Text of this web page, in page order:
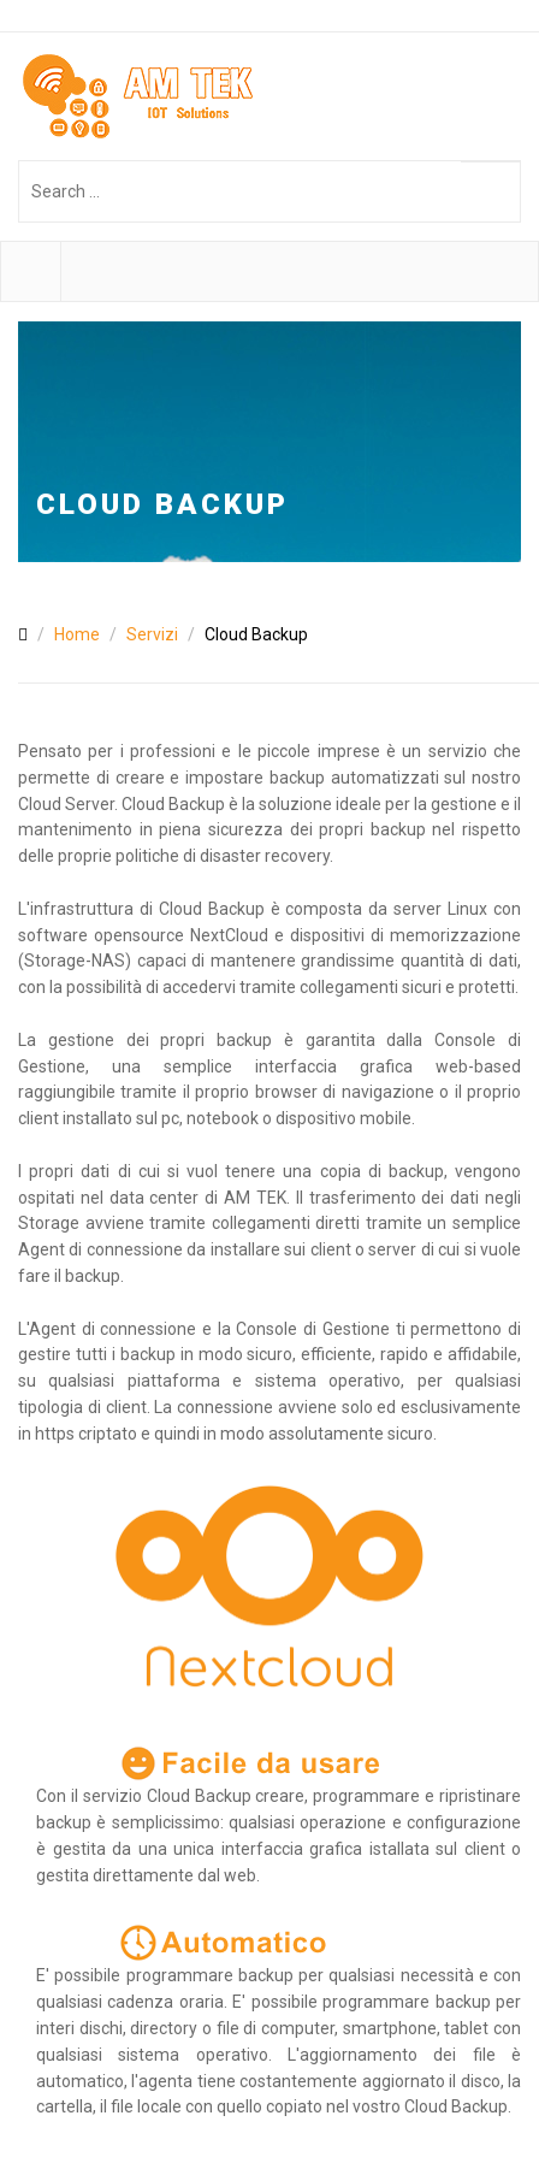
CLOUD BACKUP
Home Servizi Cloud Backup
Pensato per i professioni e le piccole imprese è un servizio che
permette di creare e impostare backup automatizzati sul nostro
Cloud Server. Cloud Backup è la soluzione ideale per la gestione e il
mantenimento in piena sicurezza dei propri backup nel rispetto
delle proprie politiche di disaster recovery.
L'infrastruttura di Cloud Backup è composta da server Linux con
software opensource NextCloud e dispositivi di memorizzazione
(Storage-NAS) capaci di mantenere grandissime quantità di dati,
con la possibilità di accedervi tramite collegamenti sicuri e protetti.
La gestione dei propri backup è garantita dalla Console di
Gestione, una semplice interfaccia grafica web-based
raggiungibile tramite il proprio browser di navigazione o il proprio
client installato sul pc, notebook o dispositivo mobile.
I propri dati di cui si vuol tenere una copia di backup, vengono
ospitati nel data center di AM TEK. Il trasferimento dei dati negli
Storage avviene tramite collegamenti diretti tramite un semplice
Agent di connessione da installare sui client o server di cui si vuole
fare il backup.
L'Agent di connessione e la Console di Gestione ti permettono di
gestire tutti i backup in modo sicuro, efficiente, rapido e affidabile,
su qualsiasi piattaforma e sistema operativo, per qualsiasi
tipologia di client. La connessione avviene solo ed esclusivamente
in https criptato e quindi in modo assolutamente sicuro.
Con il servizio Cloud Backup creare, programmare e ripristinare
backup è semplicissimo: qualsiasi operazione e configurazione
è gestita da una unica interfaccia grafica istallata sul client o
gestita direttamente dal web.
E' possibile programmare backup per qualsiasi necessità e con
qualsiasi cadenza oraria. E' possibile programmare backup per
interi dischi, directory o file di computer, smartphone, tablet con
qualsiasi sistema operativo. L'aggiornamento dei file è
automatico, l'agenta tiene costantemente aggiornato il disco, la
cartella, il file locale con quello copiato nel vostro Cloud Backup.